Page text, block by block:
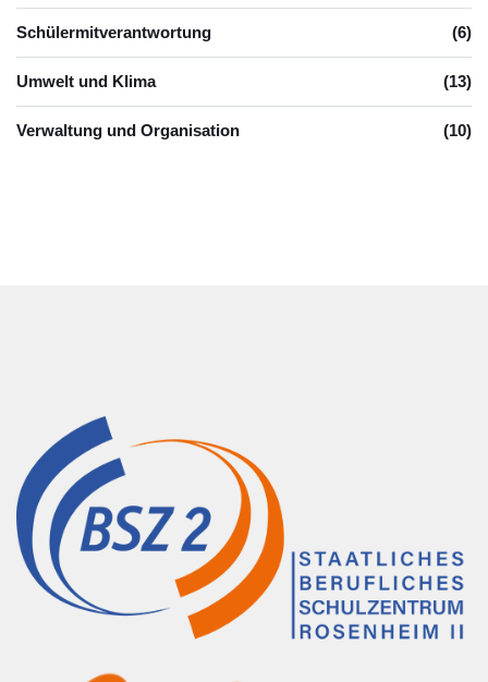
Schülermitverantwortung (6)
Umwelt und Klima (13)
Verwaltung und Organisation (10)